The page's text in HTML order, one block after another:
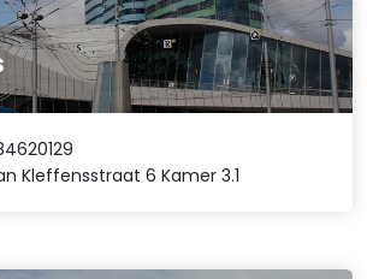
Kleffensstraat 6 Kamer 3.1